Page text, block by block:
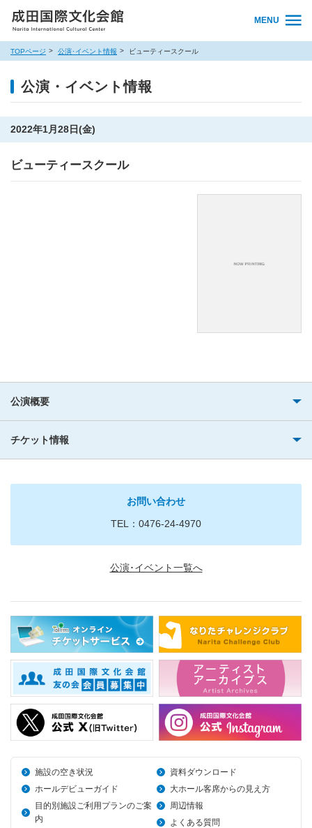
MENU
TOPページ 公演･イベント情報 ビューティースクール
公演・イベント情報
2022年1月28日(金)
ビューティースクール
公演概要
チケット情報
お問い合わせ
TEL：0476-24-4970
公演･イベント一覧へ
施設の空き状況
資料ダウンロード
ホールデビューガイド
大ホール客席からの見え方
目的別施設ご利用プランのご案
内
周辺情報
よくある質問